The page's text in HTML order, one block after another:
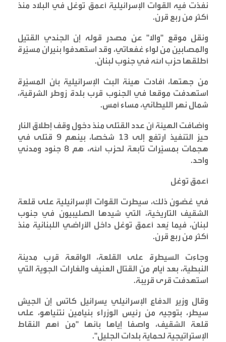
نفذت فيه القوات الإسرائيلية أعمق توغل في البلاد منذ
أكثر من ربع قرن.
ونقل موقع "والا" عن مصدر قوله إن الجندي القتيل
والمصابين من لواء غفعاتي، وقد استُهدفوا بنيران مسيّرة
أطلقها حزب الله في جنوب لبنان.
من جهتها، أفادت هيئة البث الإسرائيلية بأن المسيّرة
استهدفت موقعا في الجنوب قرب بلدة زوطر الشرقية،
شمال نهر الليطاني، مساء أمس.
وأضافت الهيئة أن عدد القتلى منذ دخول وقف إطلاق النار
حيز التنفيذ ارتفع إلى 13 شخصا، بينهم 9 قتلى في
هجمات بمسيّرات تابعة لحزب الله، هم 8 جنود ومدني
واحد.
أعمق توغل
في غضون ذلك، سيطرت القوات الإسرائيلية على قلعة
الشقيف التاريخية، التي شيدها الصليبيون في جنوب
لبنان، فيما يُعد أعمق توغل داخل الأراضي اللبنانية منذ
أكثر من ربع قرن.
وجاءت السيطرة على القلعة، الواقعة قرب مدينة
النبطية، بعد أيام من القتال العنيف والغارات الجوية التي
استهدفت قرى قريبة.
وقال وزير الدفاع الإسرائيلي يسرائيل كاتس إن الجيش
سيطر، بتوجيه من رئيس الوزراء بنيامين نتنياهو، على
قلعة الشقيف، واصفا إياها بأنها "من أهم النقاط
الإستراتيجية لحماية بلدات الجليل".